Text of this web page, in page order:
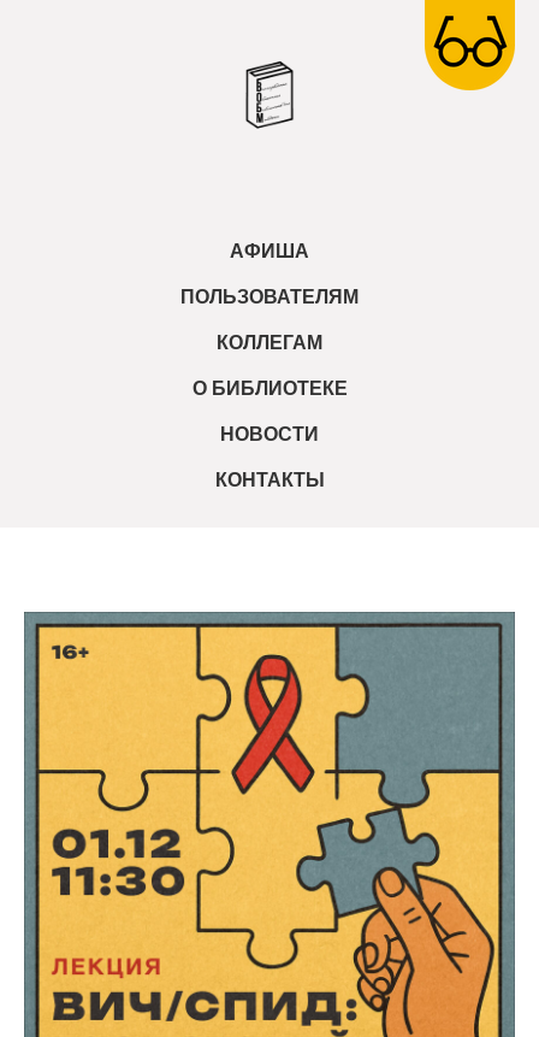
АФИША
ПОЛЬЗОВАТЕЛЯМ
КОЛЛЕГАМ
О БИБЛИОТЕКЕ
НОВОСТИ
КОНТАКТЫ